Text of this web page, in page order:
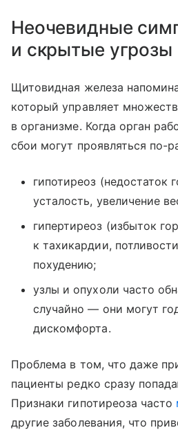
Неочевидные
и скрытые угрозы
Щитовидная железа
который управляет
в организме. Когда орган
сбои могут проявляться по-
гипотиреоз (недостаток
усталость, увеличение
гипертиреоз (избыток
к тахикардии,
похудению;
узлы и опухоли часто
случайно — они могут
дискомфорта.
Проблема в том, что даже
пациенты редко сразу
Признаки гипотиреоза часто
другие заболевания, что